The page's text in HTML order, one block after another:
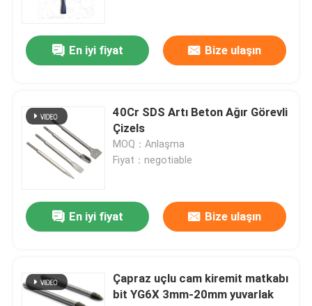
TCT Delik Testere
Matkap Ucu Seti
Bi Metal Delik Testere
HSS Delik Testere
En iyi fiyat Bize ulaşın
40Cr SDS Artı Beton Ağır Görevli
Çizels
MOQ：Anlaşma
Fiyat：negotiable
En iyi fiyat Bize ulaşın
Çapraz uçlu cam kiremit matkabı
bit YG6X 3mm-20mm yuvarlak